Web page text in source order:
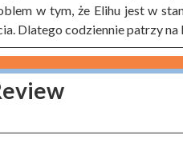
w tym, że Elihu jest w
Dlatego codziennie patrzy